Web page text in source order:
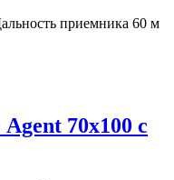
приемника 60 м
70х100 с